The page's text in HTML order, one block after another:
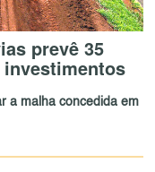
prevê 35
investimentos
a malha concedida em